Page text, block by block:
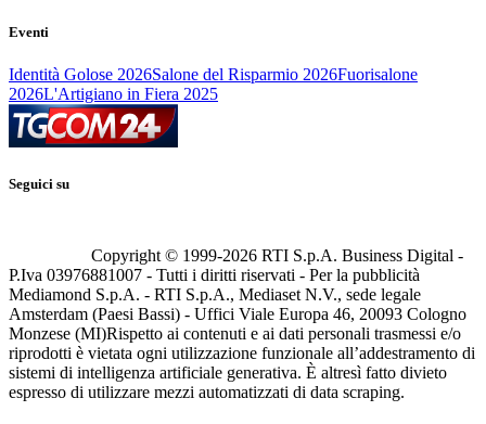
Eventi
Identità Golose 2026Salone del Risparmio 2026Fuorisalone
2026L'Artigiano in Fiera 2025
Seguici su
Copyright © 1999-2026 RTI S.p.A. Business Digital -
P.Iva 03976881007 - Tutti i diritti riservati - Per la pubblicità
Mediamond S.p.A. - RTI S.p.A., Mediaset N.V., sede legale
Amsterdam (Paesi Bassi) - Uffici Viale Europa 46, 20093 Cologno
Monzese (MI)Rispetto ai contenuti e ai dati personali trasmessi e/o
riprodotti è vietata ogni utilizzazione funzionale all’addestramento di
sistemi di intelligenza artificiale generativa. È altresì fatto divieto
espresso di utilizzare mezzi automatizzati di data scraping.